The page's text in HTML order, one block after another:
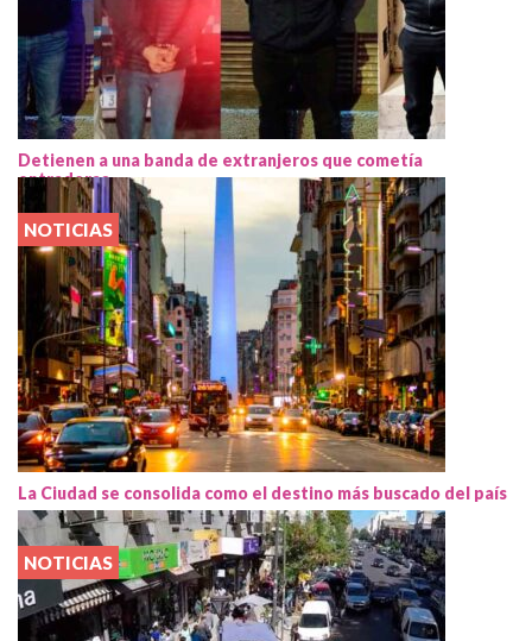
Detienen a una banda de extranjeros que cometía
entraderas
NOTICIAS
La Ciudad se consolida como el destino más buscado del país
NOTICIAS